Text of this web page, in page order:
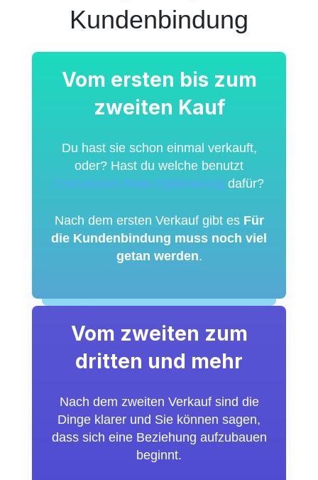
Kundenbindung
Vom ersten bis zum
zweiten Kauf
Du hast sie schon einmal verkauft,
oder? Hast du welche benutzt
Conversion-Rate-Optimierung dafür?
Nach dem ersten Verkauf gibt es Für
die Kundenbindung muss noch viel
getan werden.
Vom zweiten zum
dritten und mehr
Nach dem zweiten Verkauf sind die
Dinge klarer und Sie können sagen,
dass sich eine Beziehung aufzubauen
beginnt.